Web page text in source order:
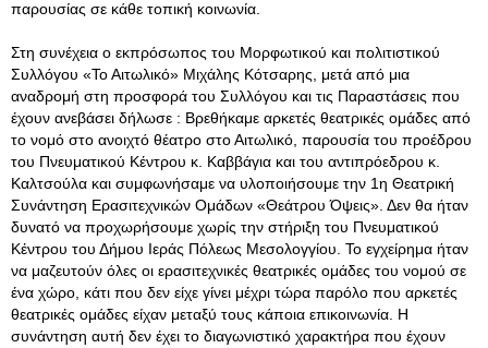
παρουσίας σε κάθε τοπική κοινωνία.
Στη συνέχεια ο εκπρόσωπος του Μορφωτικού και πολιτιστικού
Συλλόγου «Το Αιτωλικό» Μιχάλης Κότσαρης, μετά από μια
αναδρομή στη προσφορά του Συλλόγου και τις Παραστάσεις που
έχουν ανεβάσει δήλωσε : Βρεθήκαμε αρκετές θεατρικές ομάδες από
το νομό στο ανοιχτό θέατρο στο Αιτωλικό, παρουσία του προέδρου
του Πνευματικού Κέντρου κ. Καββάγια και του αντιπρόεδρου κ.
Καλτσούλα και συμφωνήσαμε να υλοποιήσουμε την 1η Θεατρική
Συνάντηση Ερασιτεχνικών Ομάδων «Θεάτρου Όψεις». Δεν θα ήταν
δυνατό να προχωρήσουμε χωρίς την στήριξη του Πνευματικού
Κέντρου του Δήμου Ιεράς Πόλεως Μεσολογγίου. Το εγχείρημα ήταν
να μαζευτούν όλες οι ερασιτεχνικές θεατρικές ομάδες του νομού σε
ένα χώρο, κάτι που δεν είχε γίνει μέχρι τώρα παρόλο που αρκετές
θεατρικές ομάδες είχαν μεταξύ τους κάποια επικοινωνία. Η
συνάντηση αυτή δεν έχει το διαγωνιστικό χαρακτήρα που έχουν